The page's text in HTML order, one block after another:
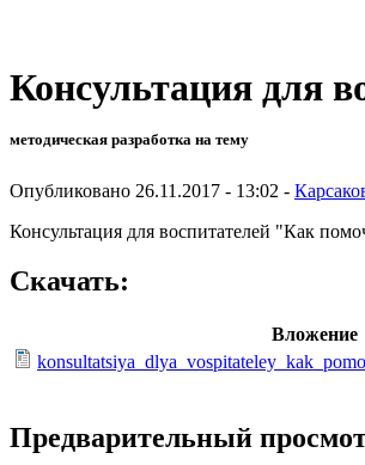
Консультация для
методическая разработка на тему
Опубликовано 26.11.2017 - 13:02 -
Консультация для воспитателей "Как
Скачать:
Вложение
Предварительный